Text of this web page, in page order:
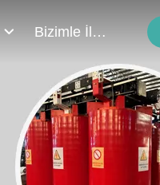
Bizimle İletişim